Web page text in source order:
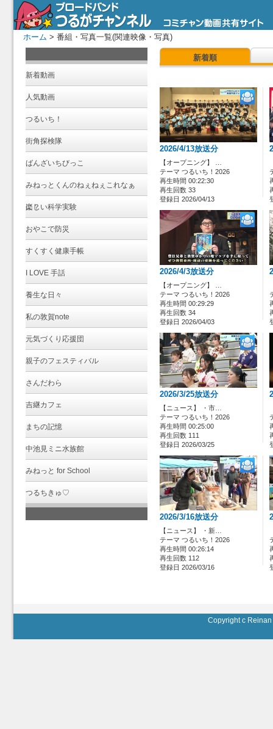
ホーム > 番組・写真一覧(関連映像・写真)
新着動画
人気動画
つるいち！
街角探検隊
ばんざいちびっこ
みねっとくんのねぇねぇこれなぁ
に？
楽しい科学実験
おやこで防災
すくすく健康手帳
I LOVE 手話
養生な日々
私の敦賀note
元気づくり応援団
親子のフェスティバル
さんだわら
吉継カフェ
まちの記憶
中池見ミニ水族館
みねっと for School
つるちきゅ♡
新着順
2026/4/13放送分
【オープニング】 …
テーマ つるいち！2026
再生時間 00:22:30
再生回数 33
登録日 2026/04/13
2026/4/3放送分
【オープニング】 …
テーマ つるいち！2026
再生時間 00:29:29
再生回数 34
登録日 2026/04/03
2026/3/25放送分
【ニュース】 ・市…
テーマ つるいち！2026
再生時間 00:25:00
再生回数 111
登録日 2026/03/25
2026/3/16放送分
【ニュース】 ・新…
テーマ つるいち！2026
再生時間 00:26:14
再生回数 112
登録日 2026/03/16
Copyright c